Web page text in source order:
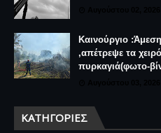
Καινούργιο
,απέτρεψε τα
πυρκαγιά(φωτο-
ΚΑΤΗΓΟΡΊΕΣ